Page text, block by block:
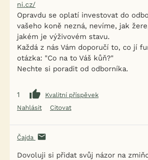
ni.cz/
Opravdu se oplatí investovat do
vašeho koně nezná, nevíme, jak
jakém je výživovém stavu.
Každá z nás Vám doporučí to, co jí
otázka: "Co na to Váš kůň?"
Nechte si poradit od odborníka.
1
Kvalitní příspěvek
Nahlásit
Citovat
Čajda
Dovoluji si přidat svůj názor na